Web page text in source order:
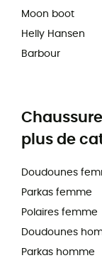
Moon boot
Helly Hansen
Barbour
plus de
Doudounes
Parkas femme
Polaires femme
Doudounes
Parkas homme